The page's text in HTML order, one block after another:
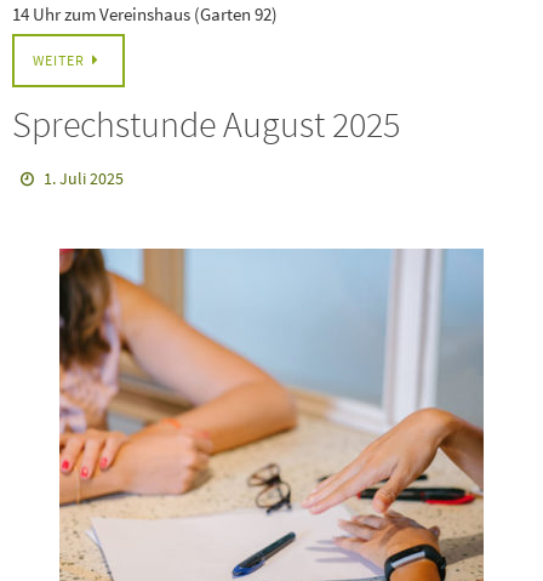
14 Uhr zum Vereinshaus (Garten 92)
WEITER
Sprechstunde August 2025
1. Juli 2025